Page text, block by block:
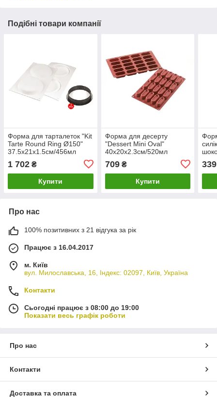
Подібні товари компанії
Форма для тарталеток "Kit
Tarte Round Ring Ø150"
37.5х21х1.5см/456мл
Silikomart
1 702 ₴
Купити
Форма для десерту
"Dessert Mini Oval"
40х20х2.3см/520мл
709₴
Купити
339
Про нас
100% позитивних з 21 відгука за рік
Працює з 16.04.2017
м. Київ
вул. Милославська, 16, Індекс: 02097, Київ, Україна
Контакти
Сьогодні працює з 08:00 до 19:00
Показати весь графік роботи
Про нас
Контакти
Доставка та оплата